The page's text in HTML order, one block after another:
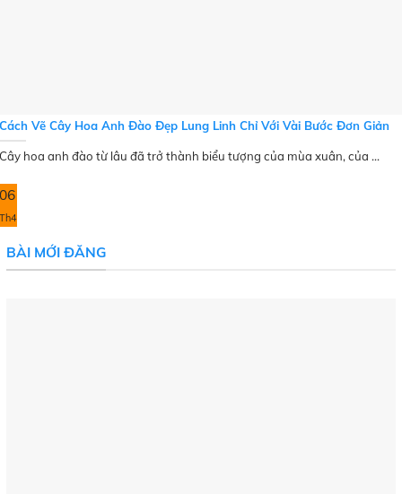
Cách Vẽ Cây Hoa Anh Đào Đẹp Lung Linh Chỉ Với Vài Bước Đơn Giản
Cây hoa anh đào từ lâu đã trở thành biểu tượng của mùa xuân, của ...
06
Th4
BÀI MỚI ĐĂNG